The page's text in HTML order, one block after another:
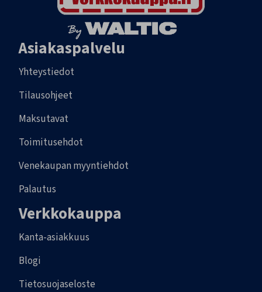
Asiakaspalvelu
Yhteystiedot
Tilausohjeet
Maksutavat
Toimitusehdot
Venekaupan myyntiehdot
Palautus
Verkkokauppa
Kanta-asiakkuus
Blogi
Tietosuojaseloste